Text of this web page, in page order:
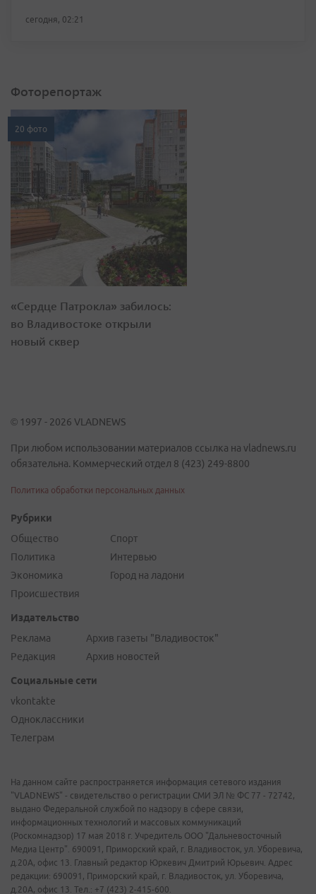
сегодня, 02:21
Фоторепортаж
20 фото
«Сердце Патрокла» забилось:
во Владивостоке открыли
новый сквер
© 1997 - 2026 VLADNEWS
При любом использовании материалов ссылка на vladnews.ru
обязательна. Коммерческий отдел 8 (423) 249-8800
Политика обработки персональных данных
Рубрики
Общество
Политика
Экономика
Происшествия
Спорт
Интервью
Город на ладони
Издательство
Реклама
Редакция
Архив газеты "Владивосток"
Архив новостей
Социальные сети
vkontakte
Одноклассники
Телеграм
На данном сайте распространяется информация сетевого издания
"VLADNEWS" - свидетельство о регистрации СМИ ЭЛ № ФС 77 - 72742,
выдано Федеральной службой по надзору в сфере связи,
информационных технологий и массовых коммуникаций
(Роскомнадзор) 17 мая 2018 г. Учредитель ООО "Дальневосточный
Медиа Центр". 690091, Приморский край, г. Владивосток, ул. Уборевича,
д.20А, офис 13. Главный редактор Юркевич Дмитрий Юрьевич. Адрес
редакции: 690091, Приморский край, г. Владивосток, ул. Уборевича,
д.20А, офис 13. Тел.: +7 (423) 2-415-600.